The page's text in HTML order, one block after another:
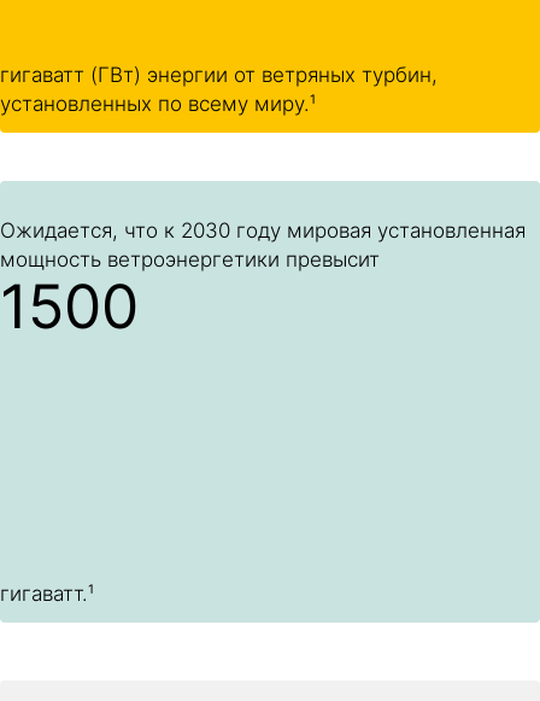
гигаватт (ГВт) энергии от ветряных турбин,
установленных по всему миру.¹
Ожидается, что к 2030 году мировая установленная
мощность ветроэнергетики превысит
1500
гигаватт.¹